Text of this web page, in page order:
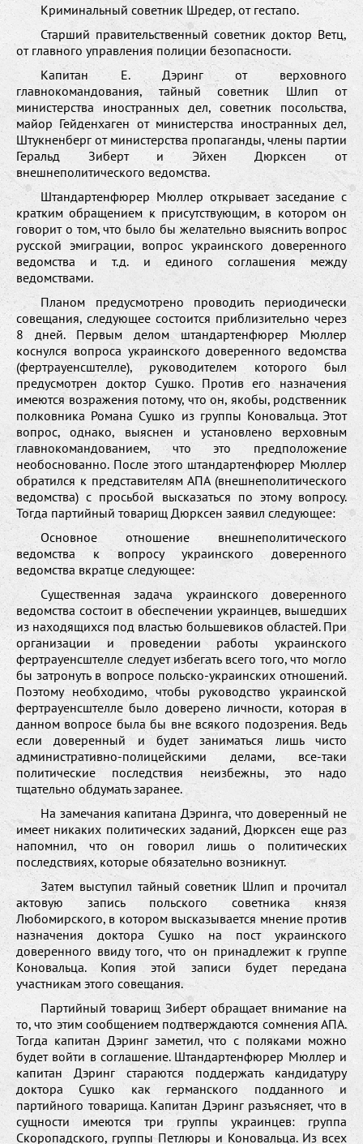
Криминальный советник Шредер, от гестапо.
Старший правительственный советник доктор Ветц,
от главного управления полиции безопасности.
Капитан Е. Дэринг от верховного
главнокомандования, тайный советник Шлип от
министерства иностранных дел, советник посольства,
майор Гейденхаген от министерства иностранных дел,
Штукненберг от министерства пропаганды, члены партии
Геральд Зиберт и Эйхен Дюрксен от
внешнеполитического ведомства.
Штандартенфюрер Мюллер открывает заседание с
кратким обращением к присутствующим, в котором он
говорит о том, что было бы желательно выяснить вопрос
русской эмиграции, вопрос украинского доверенного
ведомства и т.д. и единого соглашения между
ведомствами.
Планом предусмотрено проводить периодически
совещания, следующее состоится приблизительно через
8 дней. Первым делом штандартенфюрер Мюллер
коснулся вопроса украинского доверенного ведомства
(фертрауенсштелле), руководителем которого был
предусмотрен доктор Сушко. Против его назначения
имеются возражения потому, что он, якобы, родственник
полковника Романа Сушко из группы Коновальца. Этот
вопрос, однако, выяснен и установлено верховным
главнокомандованием, что это предположение
необоснованно. После этого штандартенфюрер Мюллер
обратился к представителям АПА (внешнеполитического
ведомства) с просьбой высказаться по этому вопросу.
Тогда партийный товарищ Дюрксен заявил следующее:
Основное отношение внешнеполитического
ведомства к вопросу украинского доверенного
ведомства вкратце следующее:
Существенная задача украинского доверенного
ведомства состоит в обеспечении украинцев, вышедших
из находящихся под властью большевиков областей. При
организации и проведении работы украинского
фертрауенсштелле следует избегать всего того, что могло
бы затронуть в вопросе польско-украинских отношений.
Поэтому необходимо, чтобы руководство украинской
фертрауенсштелле было доверено личности, которая в
данном вопросе была бы вне всякого подозрения. Ведь
если доверенный и будет заниматься лишь чисто
административно-полицейскими делами, все-таки
политические последствия неизбежны, это надо
тщательно обдумать заранее.
На замечания капитана Дэринга, что доверенный не
имеет никаких политических заданий, Дюрксен еще раз
напомнил, что он говорил лишь о политических
последствиях, которые обязательно возникнут.
Затем выступил тайный советник Шлип и прочитал
актовую запись польского советника князя
Любомирского, в котором высказывается мнение против
назначения доктора Сушко на пост украинского
доверенного ввиду того, что он принадлежит к группе
Коновальца. Копия этой записи будет передана
участникам этого совещания.
Партийный товарищ Зиберт обращает внимание на
то, что этим сообщением подтверждаются сомнения АПА.
Тогда капитан Дэринг заметил, что с поляками можно
будет войти в соглашение. Штандартенфюрер Мюллер и
капитан Дэринг стараются поддержать кандидатуру
доктора Сушко как германского подданного и
партийного товарища. Капитан Дэринг разъясняет, что в
сущности имеются три группы украинцев: группа
Скоропадского, группы Петлюры и Коновальца. Из всех